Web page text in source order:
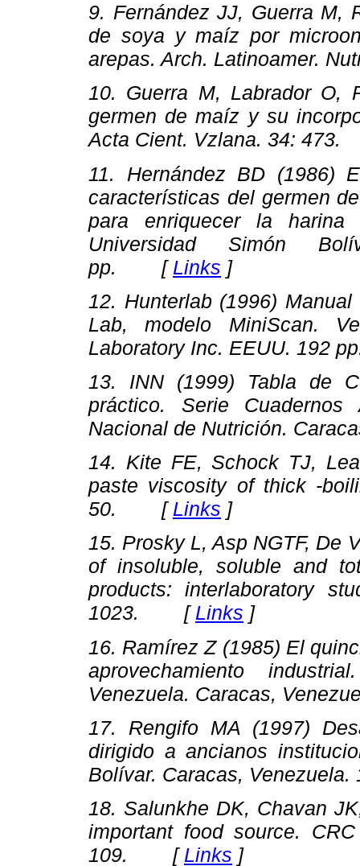
9. Fernández JJ, Guerra M,
de soya y maíz por
arepas.Arch. Latinoamer.
10. Guerra M, Labrador O,
germen de maíz y su
Acta Cient. Vzlana. 34:
11. Hernández BD (1986)
características del germen
para enriquecer la
Universidad Simón
pp. [ Links ]
12. Hunterlab (1996) Manual
Lab, modelo MiniScan.
Laboratory Inc. EEUU.
13. INN (1999) Tabla de
práctico. Serie Cuadernos
Nacional de Nutrición.
14. Kite FE, Schock TJ,
paste viscosity of thick -
50. [ Links ]
15. Prosky L, Asp NGTF, De
of insoluble, soluble and
products: interlaboratory
1023. [ Links ]
16. Ramírez Z (1985) El
aprovechamiento industrial.
Venezuela. Caracas,
17. Rengifo MA (1997)
dirigido a ancianos
Bolívar. Caracas,
18. Salunkhe DK, Chavan
important food source.
109. [ Links ]